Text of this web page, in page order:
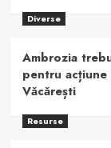
Diverse
Ambrozia
pentru
Văcărești
Resurse